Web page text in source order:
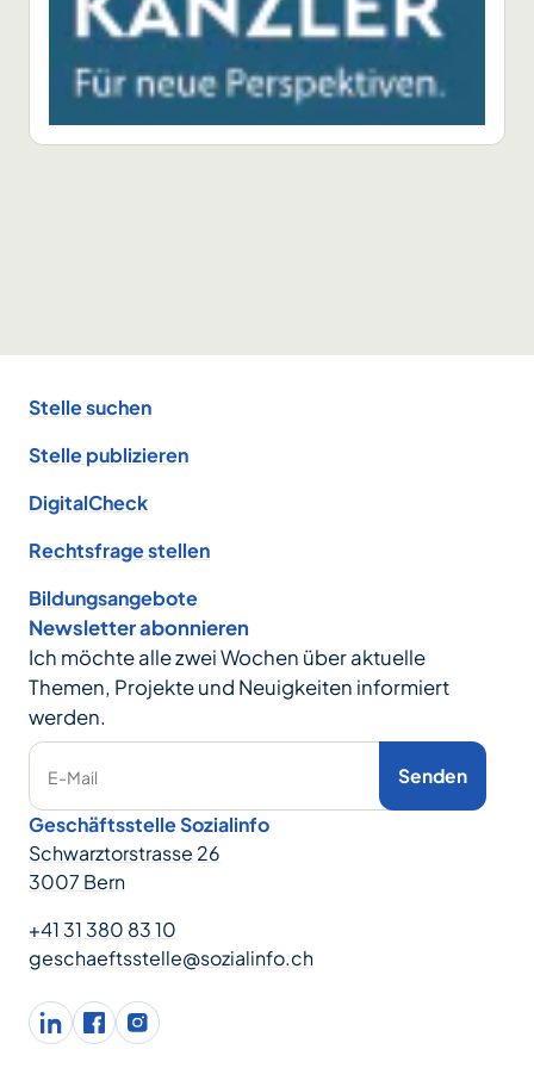
Stelle suchen
Stelle publizieren
DigitalCheck
Rechtsfrage stellen
Bildungsangebote
Newsletter abonnieren
Ich möchte alle zwei Wochen über aktuelle
Themen, Projekte und Neuigkeiten informiert
werden.
E-Mail Senden
Geschäftsstelle Sozialinfo
Schwarztorstrasse 26
3007 Bern
+41 31 380 83 10
geschaeftsstelle@sozialinfo.ch
LinkedInfacebookInstagram